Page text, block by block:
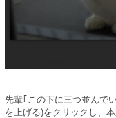
先輩｢この下に三つ並んで
を上げる)をクリックし、